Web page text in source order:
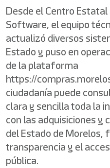
Desde el Centro
Software, el equipo
actualizó diversos
Estado y puso en
de la plataforma
https://
ciudadanía puede
clara y sencilla toda la
con las adquisiciones y
del Estado de Morelos,
transparencia y el
pública.